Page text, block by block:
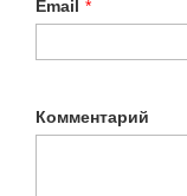
Email *
Комментарий